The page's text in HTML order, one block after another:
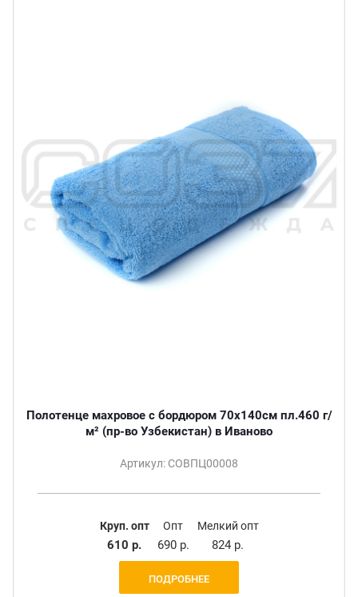
Полотенце махровое с бордюром 70х140см пл.460 г/
м² (пр-во Узбекистан) в Иваново
Артикул: СОВПЦ00008
Круп. опт
610 р.
Опт
690 р.
Мелкий опт
824 р.
ПОДРОБНЕЕ